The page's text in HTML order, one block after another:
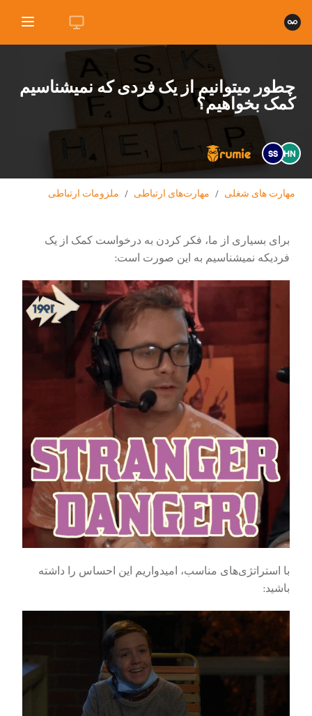
چطور میتوانیم از یک فردی که نمیشناسیم
کمک بخواهیم؟
HN
SS
مهارت های شغلی / مهارت‌های ارتباطی / ملزومات ارتباطی
برای بسیاری از ما، فکر کردن به درخواست کمک از یک
فردیکه نمیشناسیم به این صورت است:
با استراتژی‌های مناسب، امیدواریم این احساس را داشته
باشید: